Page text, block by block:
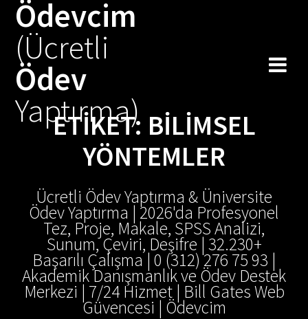
Ödevcim
(Ücretli
Ödev
Yaptırma)
ETIKET: BILIMSEL
YÖNTEMLER
Ücretli Ödev Yaptırma & Üniversite
Ödev Yaptırma | 2026'da Profesyonel
Tez, Proje, Makale, SPSS Analizi,
Sunum, Çeviri, Deşifre | 32.230+
Başarılı Çalışma | 0 (312) 276 75 93 |
Akademik Danışmanlık ve Ödev Destek
Merkezi | 7/24 Hizmet | Bill Gates Web
Güvencesi | Ödevcim